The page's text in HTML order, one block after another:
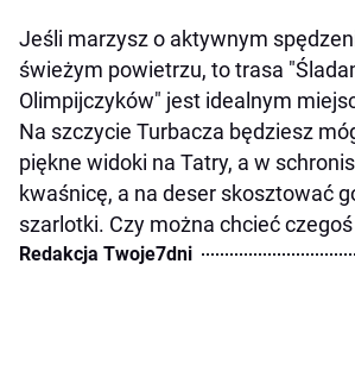
Jeśli marzysz o aktywnym
świeżym powietrzu, to trasa
Olimpijczyków" jest idealnym
Na szczycie Turbacza będziesz
piękne widoki na Tatry, a w
kwaśnicę, a na deser skosztować
szarlotki. Czy można chcieć
Redakcja Twoje7dni